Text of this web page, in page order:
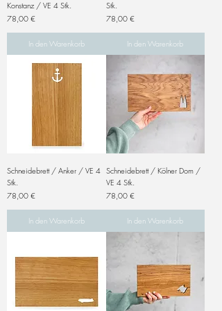
Konstanz / VE 4 Stk.
Preis
78,00 €
In den Warenkorb
Stk.
Preis
78,00 €
In den Warenkorb
Schneidebrett / Anker / VE 4
Stk.
Preis
78,00 €
In den Warenkorb
Schneidebrett / Kölner Dom /
VE 4 Stk.
Preis
78,00 €
In den Warenkorb